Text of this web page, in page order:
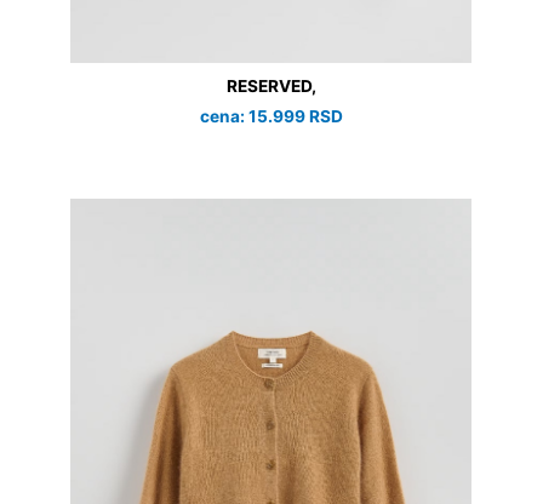
RESERVED,
cena: 15.999 RSD